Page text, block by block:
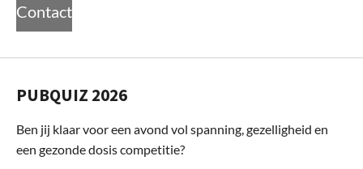
Contact
PUBQUIZ 2026
Ben jij klaar voor een avond vol spanning, gezelligheid en
een gezonde dosis competitie?